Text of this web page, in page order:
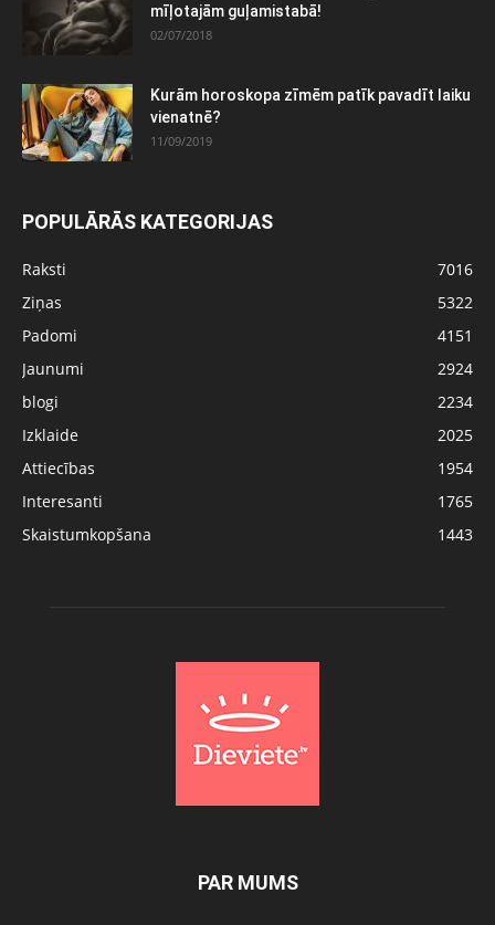
mīļotajām guļamistabā!
02/07/2018
Kurām horoskopa zīmēm patīk pavadīt laiku
vienatnē?
11/09/2019
POPULĀRĀS KATEGORIJAS
Raksti
7016
Ziņas
5322
Padomi
4151
Jaunumi
2924
blogi
2234
Izklaide
2025
Attiecības
1954
Interesanti
1765
Skaistumkopšana
1443
PAR MUMS